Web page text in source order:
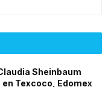
Sheinbaum
Texcoco, Edomex